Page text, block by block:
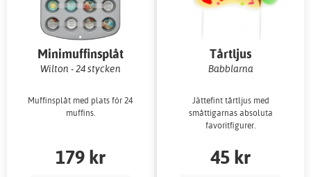
Minimuffinsplåt
Wilton - 24 stycken
Muffinsplåt med plats för 24
muffins.
179 kr
Tårtljus
Babblarna
Jättefint tårtljus med
småttigarnas absoluta
favoritfigurer.
45 kr